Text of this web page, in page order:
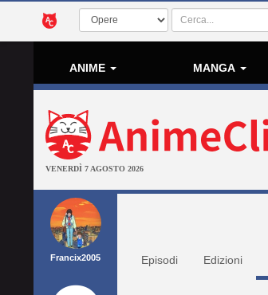
ANIME MANGA
VENERDÌ 7 AGOSTO 2026
Francix2005 Episodi Edizioni